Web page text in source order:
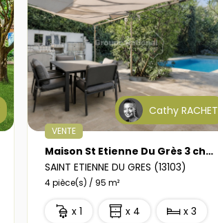
Cathy RACHET
VENTE
Maison St Etienne Du Grès 3 chambres 95 m2 piscine jardin
SAINT ETIENNE DU GRES (13103)
4 pièce(s) / 95 m²
x 1 x 4 x 3